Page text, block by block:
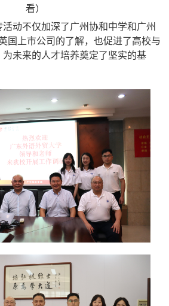
看）
动不仅加深了广州协和中学和广州
国上市公司的了解，也促进了高校与
未来的人才培养奠定了坚实的基